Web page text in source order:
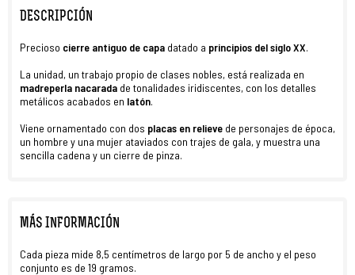
DESCRIPCIÓN
Precioso cierre antiguo de capa datado a principios del siglo XX.
La unidad, un trabajo propio de clases nobles, está realizada en
madreperla nacarada de tonalidades iridiscentes, con los detalles
metálicos acabados en latón.
Viene ornamentado con dos placas en relieve de personajes de época,
un hombre y una mujer ataviados con trajes de gala, y muestra una
sencilla cadena y un cierre de pinza.
MÁS INFORMACIÓN
Cada pieza mide 8,5 centímetros de largo por 5 de ancho y el peso
conjunto es de 19 gramos.